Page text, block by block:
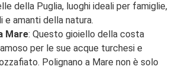
della Puglia, luoghi ideali per famiglie,
e amanti della natura.
Mare: Questo gioiello della costa
per le sue acque turchesi e
Polignano a Mare non è solo